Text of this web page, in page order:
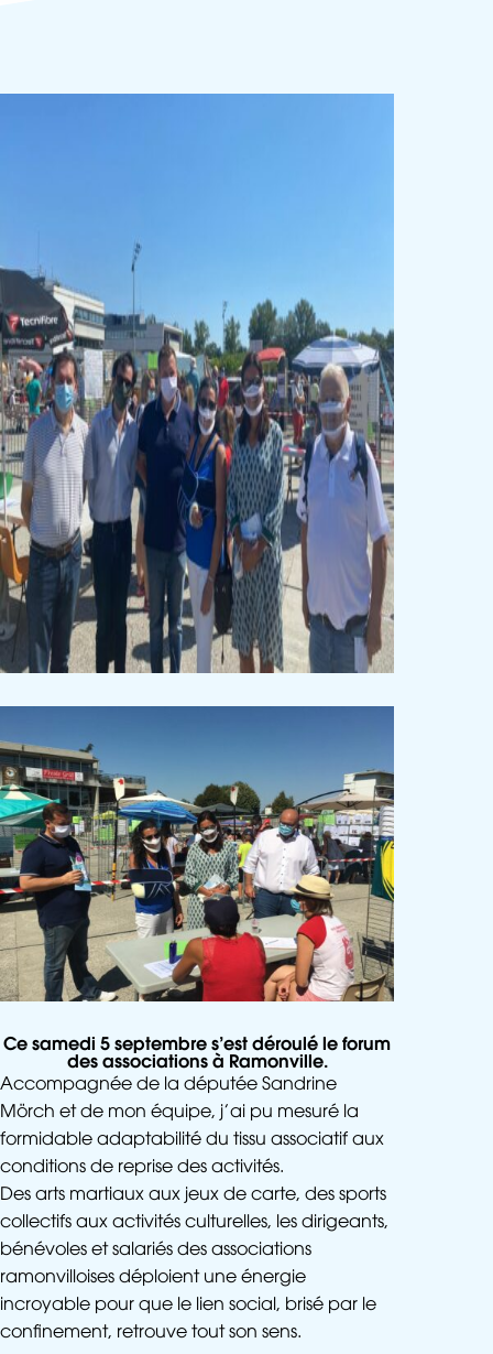
Ce samedi 5 septembre s’est déroulé le forum
des associations à Ramonville.
Accompagnée de la députée Sandrine
Mörch et de mon équipe, j’ai pu mesuré la
formidable adaptabilité du tissu associatif aux
conditions de reprise des activités.
Des arts martiaux aux jeux de carte, des sports
collectifs aux activités culturelles, les dirigeants,
bénévoles et salariés des associations
ramonvilloises déploient une énergie
incroyable pour que le lien social, brisé par le
confinement, retrouve tout son sens.